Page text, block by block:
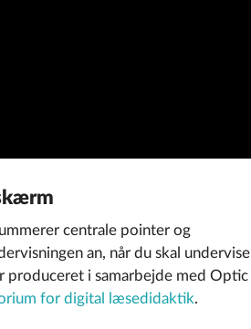
centrale pointer og
an, når du skal undervise
produceret i samarbejde med Optic
for digital læsedidaktik.